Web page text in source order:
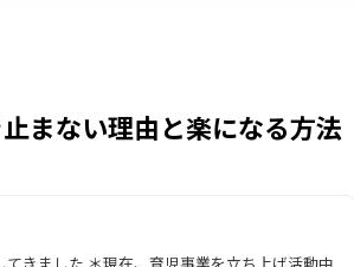
まない理由と楽になる方法